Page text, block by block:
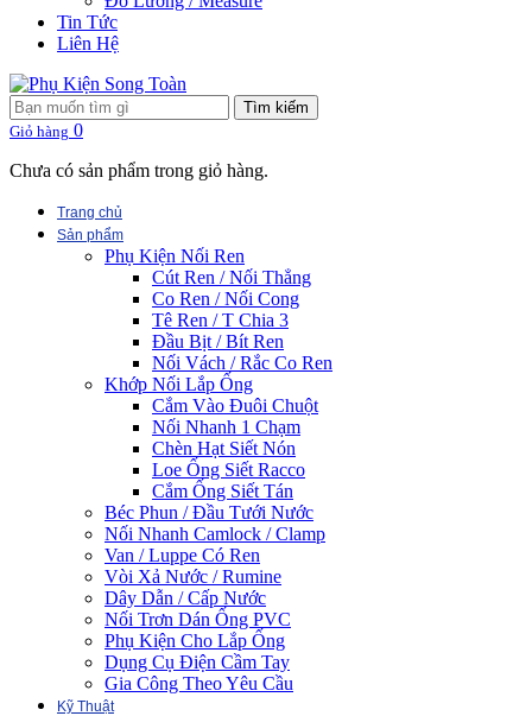
Tin Tức
Liên Hệ
Tìm kiếm
Giỏ hàng 0
Chưa có sản phẩm trong giỏ hàng.
Trang chủ
Sản phẩm
Phụ Kiện Nối Ren
Cút Ren / Nối Thẳng
Co Ren / Nối Cong
Tê Ren / T Chia 3
Đầu Bịt / Bít Ren
Nối Vách / Rắc Co Ren
Khớp Nối Lắp Ống
Cắm Vào Đuôi Chuột
Nối Nhanh 1 Chạm
Chèn Hạt Siết Nón
Loe Ống Siết Racco
Cắm Ống Siết Tán
Béc Phun / Đầu Tưới Nước
Nối Nhanh Camlock / Clamp
Van / Luppe Có Ren
Vòi Xả Nước / Rumine
Dây Dẫn / Cấp Nước
Nối Trơn Dán Ống PVC
Phụ Kiện Cho Lắp Ống
Dụng Cụ Điện Cầm Tay
Gia Công Theo Yêu Cầu
Kỹ Thuật